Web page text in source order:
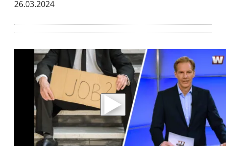
26.03.2024
Mit der Wiedergabe dieses Videos werden
Daten an Youtube übertragen.
Hinweise dazu erhalten Sie in der Datenschutzerklärung
Akzeptieren